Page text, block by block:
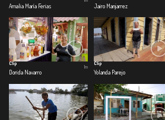
Amalia María Ferias Jairo Manjarrez
Clip
Dorida Navarro
1m
Clip
Yolanda Parejo